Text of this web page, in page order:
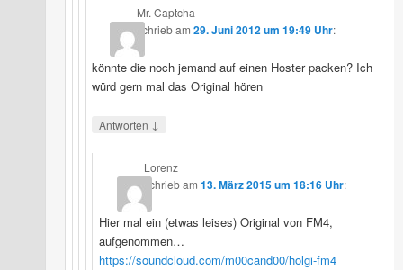
Mr. Captcha
schriebam29. Juni 2012 um 19:49 Uhr:
könnte die noch jemand auf einen Hoster packen? Ich
würd gern mal das Original hören
Antworten ↓
Lorenz
schriebam 13. März 2015 um 18:16 Uhr:
Hier mal ein (etwas leises) Original von FM4,
aufgenommen…
https://soundcloud.com/m00cand00/holgi-fm4